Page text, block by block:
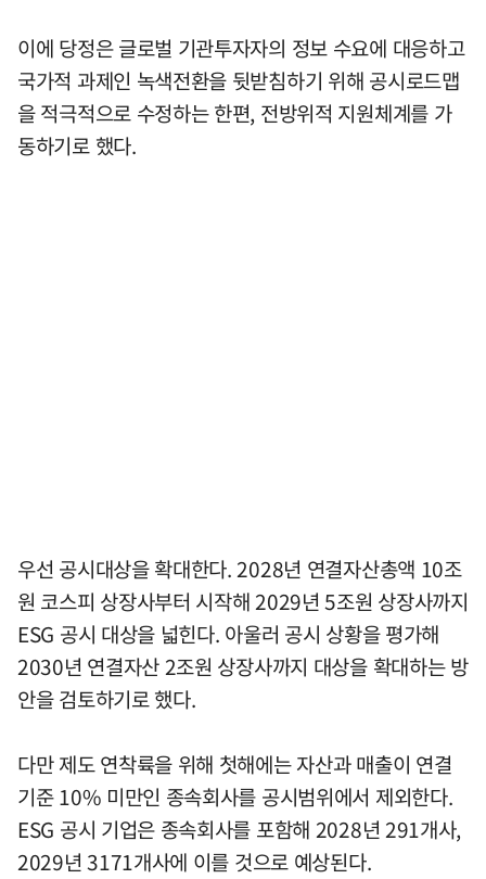
이에 당정은 글로벌 기관투자자의 정보 수요에 대응하고
국가적 과제인 녹색전환을 뒷받침하기 위해 공시로드맵
을 적극적으로 수정하는 한편, 전방위적 지원체계를 가
동하기로 했다.
우선 공시대상을 확대한다. 2028년 연결자산총액 10조
원 코스피 상장사부터 시작해 2029년 5조원 상장사까지
ESG 공시 대상을 넓힌다. 아울러 공시 상황을 평가해
2030년 연결자산 2조원 상장사까지 대상을 확대하는 방
안을 검토하기로 했다.
다만 제도 연착륙을 위해 첫해에는 자산과 매출이 연결
기준 10% 미만인 종속회사를 공시범위에서 제외한다.
ESG 공시 기업은 종속회사를 포함해 2028년 291개사,
2029년 3171개사에 이를 것으로 예상된다.